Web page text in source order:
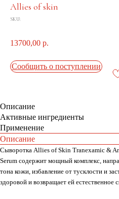
Allies of skin
SKU:
13700,00 р.
Сообщить о поступлении
Описание
Активные ингредиенты
Применение
Описание
Сыворотка Allies of Skin Tranexamic &
Serum содержит мощный комплекс,
тона кожи, избавление от тусклости и
здоровой и возвращает ей естественное